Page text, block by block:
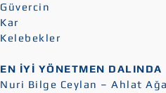
Güvercin
Kar
Kelebekler
EN İYİ YÖNETMEN DALINDA
Nuri Bilge Ceylan – Ahlat